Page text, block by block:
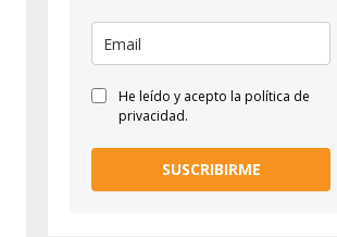
He leído y acepto la política de
privacidad.
SUSCRIBIRME